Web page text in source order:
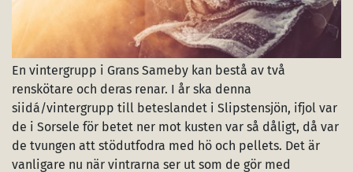
En vintergrupp i Grans Sameby kan bestå av två
renskötare och deras renar. I år ska denna
siidá/vintergrupp till beteslandet i Slipstensjön, ifjol var
de i Sorsele för betet ner mot kusten var så dåligt, då var
de tvungen att stödutfodra med hö och pellets. Det är
vanligare nu när vintrarna ser ut som de gör med